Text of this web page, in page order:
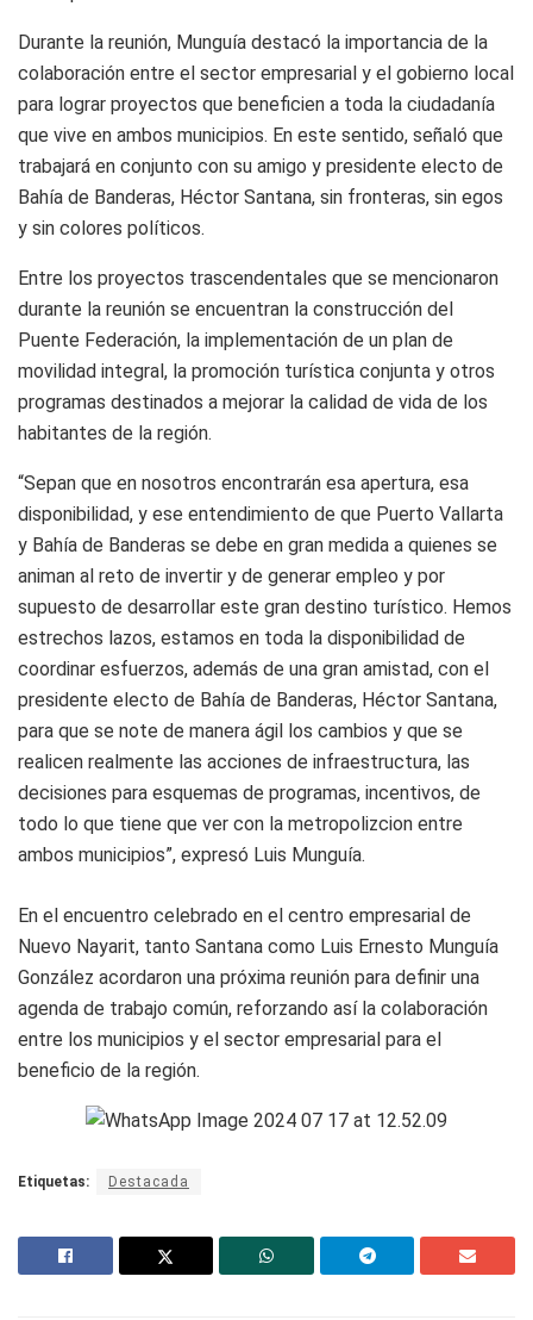
Durante la reunión, Munguía destacó la importancia de la
colaboración entre el sector empresarial y el gobierno local
para lograr proyectos que beneficien a toda la ciudadanía
que vive en ambos municipios. En este sentido, señaló que
trabajará en conjunto con su amigo y presidente electo de
Bahía de Banderas, Héctor Santana, sin fronteras, sin egos
y sin colores políticos.
Entre los proyectos trascendentales que se mencionaron
durante la reunión se encuentran la construcción del
Puente Federación, la implementación de un plan de
movilidad integral, la promoción turística conjunta y otros
programas destinados a mejorar la calidad de vida de los
habitantes de la región.
“Sepan que en nosotros encontrarán esa apertura, esa
disponibilidad, y ese entendimiento de que Puerto Vallarta
y Bahía de Banderas se debe en gran medida a quienes se
animan al reto de invertir y de generar empleo y por
supuesto de desarrollar este gran destino turístico. Hemos
estrechos lazos, estamos en toda la disponibilidad de
coordinar esfuerzos, además de una gran amistad, con el
presidente electo de Bahía de Banderas, Héctor Santana,
para que se note de manera ágil los cambios y que se
realicen realmente las acciones de infraestructura, las
decisiones para esquemas de programas, incentivos, de
todo lo que tiene que ver con la metropolizcion entre
ambos municipios”, expresó Luis Munguía.
En el encuentro celebrado en el centro empresarial de
Nuevo Nayarit, tanto Santana como Luis Ernesto Munguía
González acordaron una próxima reunión para definir una
agenda de trabajo común, reforzando así la colaboración
entre los municipios y el sector empresarial para el
beneficio de la región.
Etiquetas: Destacada